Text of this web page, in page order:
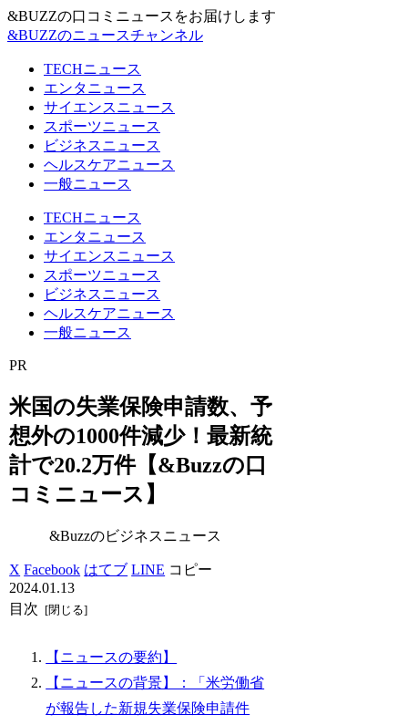
&BUZZの口コミニュースをお届けします
&BUZZのニュースチャンネル
TECHニュース
エンタニュース
サイエンスニュース
スポーツニュース
ビジネスニュース
ヘルスケアニュース
一般ニュース
TECHニュース
エンタニュース
サイエンスニュース
スポーツニュース
ビジネスニュース
ヘルスケアニュース
一般ニュース
PR
米国の失業保険申請数、予
想外の1000件減少！最新統
計で20.2万件【&Buzzの口
コミニュース】
&Buzzのビジネスニュース
X Facebook はてブ LINE コピー
2024.01.13
目次
【ニュースの要約】
【ニュースの背景】：「米労働省
が報告した新規失業保険申請件